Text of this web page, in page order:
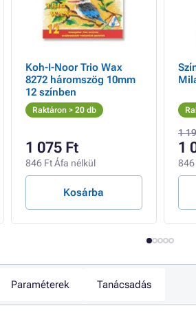
Koh-I-Noor Trio Wax
8272 háromszög 10mm
12 színben
Raktáron > 20 db
1 075 Ft
846 Ft Áfa nélkül
Kosárba
1
1
846
Paraméterek Tanácsadás